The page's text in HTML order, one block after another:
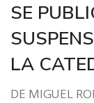
SE
LA
DE MIGUEL